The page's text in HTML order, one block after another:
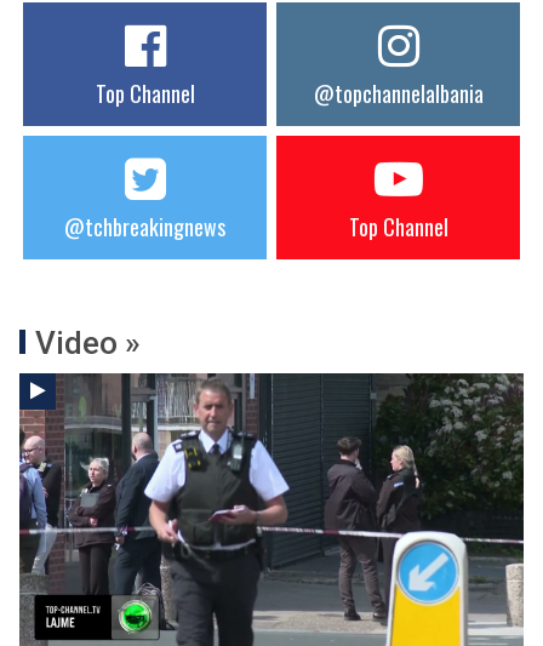
Top Channel @topchannelalbania
@tchbreakingnews Top Channel
Video »